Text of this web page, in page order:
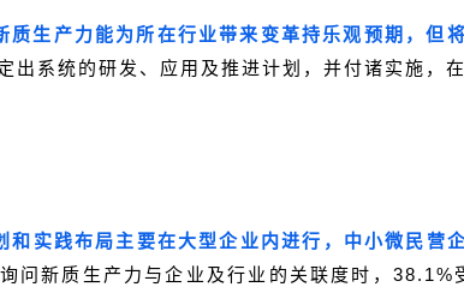
质生产力能为所在行业带来变革持乐观预期，但
出系统的研发、应用及推进计划，并付诸实施，
和实践布局主要在大型企业内进行，中小微民营
问新质生产力与企业及行业的关联度时，